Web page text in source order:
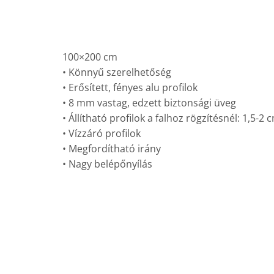
100×200 cm
• Könnyű szerelhetőség
• Erősített, fényes alu profilok
• 8 mm vastag, edzett biztonsági üveg
• Állítható profilok a falhoz rögzítésnél: 1,5-2
• Vízzáró profilok
• Megfordítható irány
• Nagy belépőnyílás